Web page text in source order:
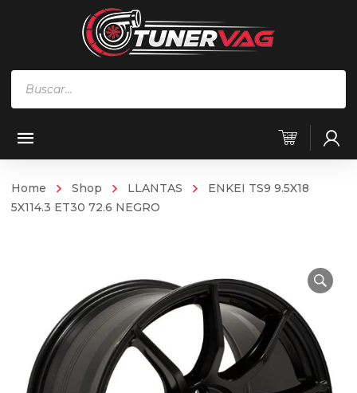
Home Shop LLANTAS
ENKEI TS9 9.5X18
5X114.3 ET30 72.6 NEGRO